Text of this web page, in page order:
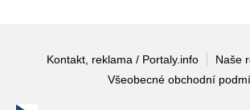
Kontakt, reklama / Portaly.info
Naše
Všeobecné obchodní